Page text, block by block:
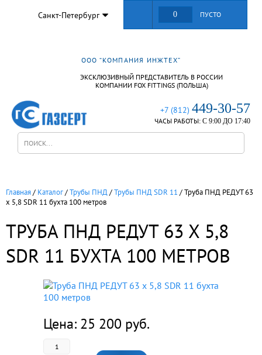
Санкт-Петербург 0 ПУСТО
ООО “КОМПАНИЯ ИНЖТЕХ”
ЭКСКЛЮЗИВНЫЙ ПРЕДСТАВИТЕЛЬ В РОССИИ
КОМПАНИИ FOX FITTINGS (ПОЛЬША)
+7 (812) 449-30-57
ЧАСЫ РАБОТЫ: С 9:00 ДО 17:40
Главная/ Каталог/Трубы ПНД/Трубы ПНД SDR 11 /Труба ПНД РЕДУТ 63
х 5,8 SDR 11 бухта 100 метров
ТРУБА ПНД РЕДУТ 63 Х 5,8
SDR 11 БУХТА 100 МЕТРОВ
Цена: 25 200 руб.